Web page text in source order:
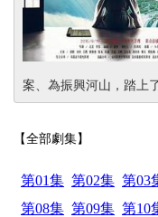
案、為振興河山，踏上
【全部劇集】
第01集 第02集 第03
第08集 第09集 第10